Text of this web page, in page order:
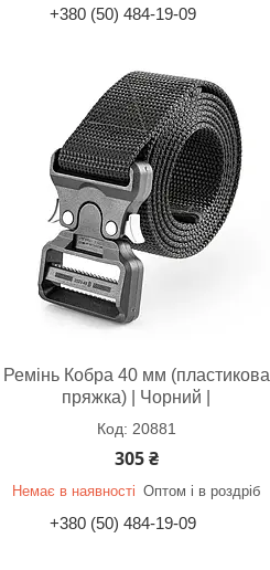
+380 (50) 484-19-09
Ремінь Кобра 40 мм (пластикова
пряжка) | Чорний |
20881
305 ₴
Немає в наявності Оптом і в роздріб
+380 (50) 484-19-09